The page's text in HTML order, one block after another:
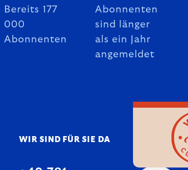
Bereits 177
000
Abonnenten
Abonnenten
sind länger
als ein Jahr
angemeldet
WIR SIND FÜR SIE DA